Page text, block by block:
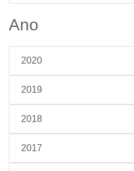
Ano
2020
2019
2018
2017